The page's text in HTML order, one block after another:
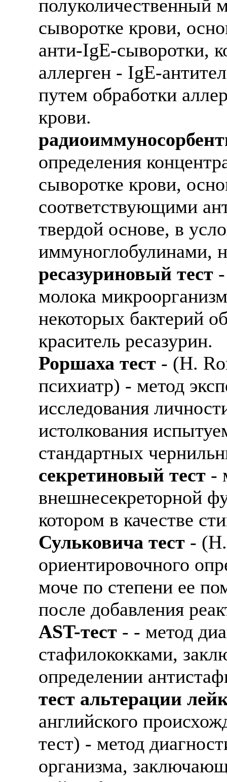
полуколичественный
сыворотке крови,
анти-IgE-сыворотки,
аллерген - IgE-
путем обработки
крови.
определения
сыворотке крови,
соответствующими
твердой основе, в
иммуноглобулинами,
ресазуриновый тест
молока
некоторых бактерий
краситель ресазурин.
Роршаха тест - (Н.
психиатр) - метод
исследования
истолкования
стандартных
секретиновый тест -
внешнесекреторной
котором в качестве
Сульковича тест -
ориентировочного
моче по степени ее
после добавления
AST-тест - - метод
стафилококками,
определении
тест альтерации
английского
тест) - метод
организма,